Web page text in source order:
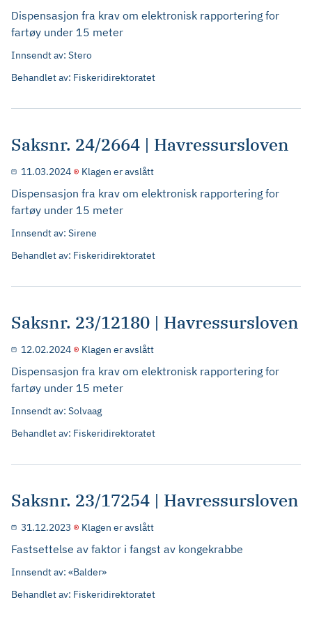
Dispensasjon fra krav om elektronisk rapportering for
fartøy under 15 meter
Innsendt av: Stero
Behandlet av: Fiskeridirektoratet
Saksnr. 24/2664 | Havressursloven
11.03.2024 Klagen er avslått
Dispensasjon fra krav om elektronisk rapportering for
fartøy under 15 meter
Innsendt av: Sirene
Behandlet av: Fiskeridirektoratet
Saksnr. 23/12180 | Havressursloven
12.02.2024 Klagen er avslått
Dispensasjon fra krav om elektronisk rapportering for
fartøy under 15 meter
Innsendt av: Solvaag
Behandlet av: Fiskeridirektoratet
Saksnr. 23/17254 | Havressursloven
31.12.2023 Klagen er avslått
Fastsettelse av faktor i fangst av kongekrabbe
Innsendt av: «Balder»
Behandlet av: Fiskeridirektoratet